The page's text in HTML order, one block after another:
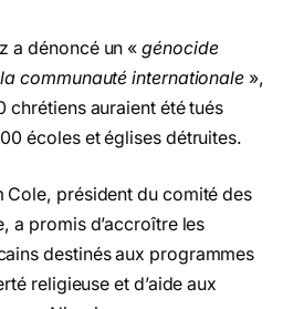
a dénoncé un «génocide
communauté internationale »,
chrétiens auraient été tués
écoles et églises détruites.
Cole, président du comité des
a promis d’accroître les
destinés aux programmes
religieuse et d’aide aux